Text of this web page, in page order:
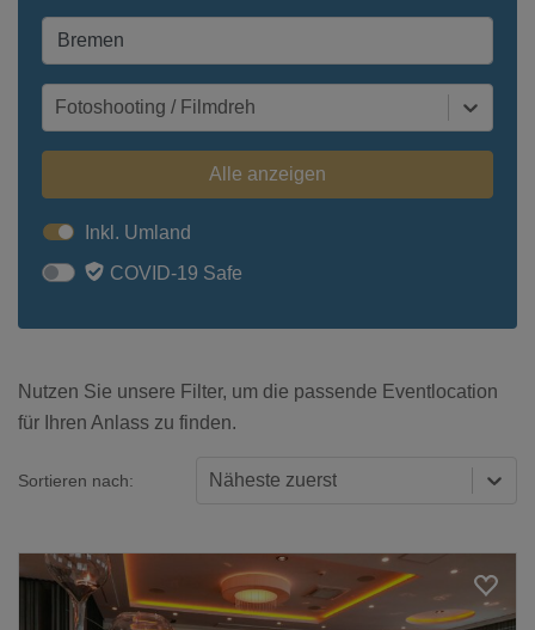
Fotoshooting / Filmdreh
Alle anzeigen
Inkl. Umland
COVID-19 Safe
Nutzen Sie unsere Filter, um die passende Eventlocation
für Ihren Anlass zu finden.
Sortieren nach: Näheste zuerst